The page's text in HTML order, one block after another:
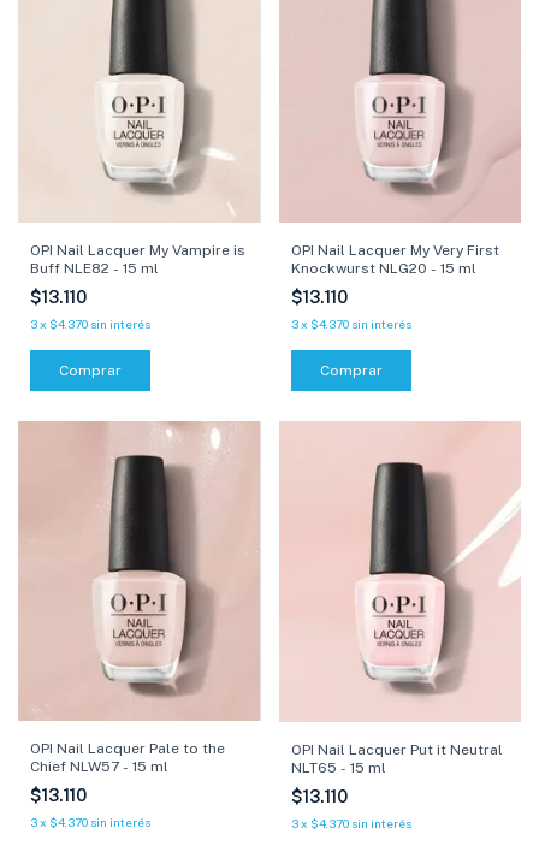
OPI Nail Lacquer My Vampire is
Buff NLE82 - 15 ml
$13.110
3x $4.370 sin interés
Comprar
OPI Nail Lacquer My Very First
Knockwurst NLG20 - 15 ml
$13.110
3 x $4.370 sin interés
Comprar
OPI Nail Lacquer Pale to the
Chief NLW57 - 15 ml
$13.110
3x $4.370 sin interés
OPI Nail Lacquer Put it Neutral
NLT65 - 15 ml
$13.110
3 x $4.370 sin interés